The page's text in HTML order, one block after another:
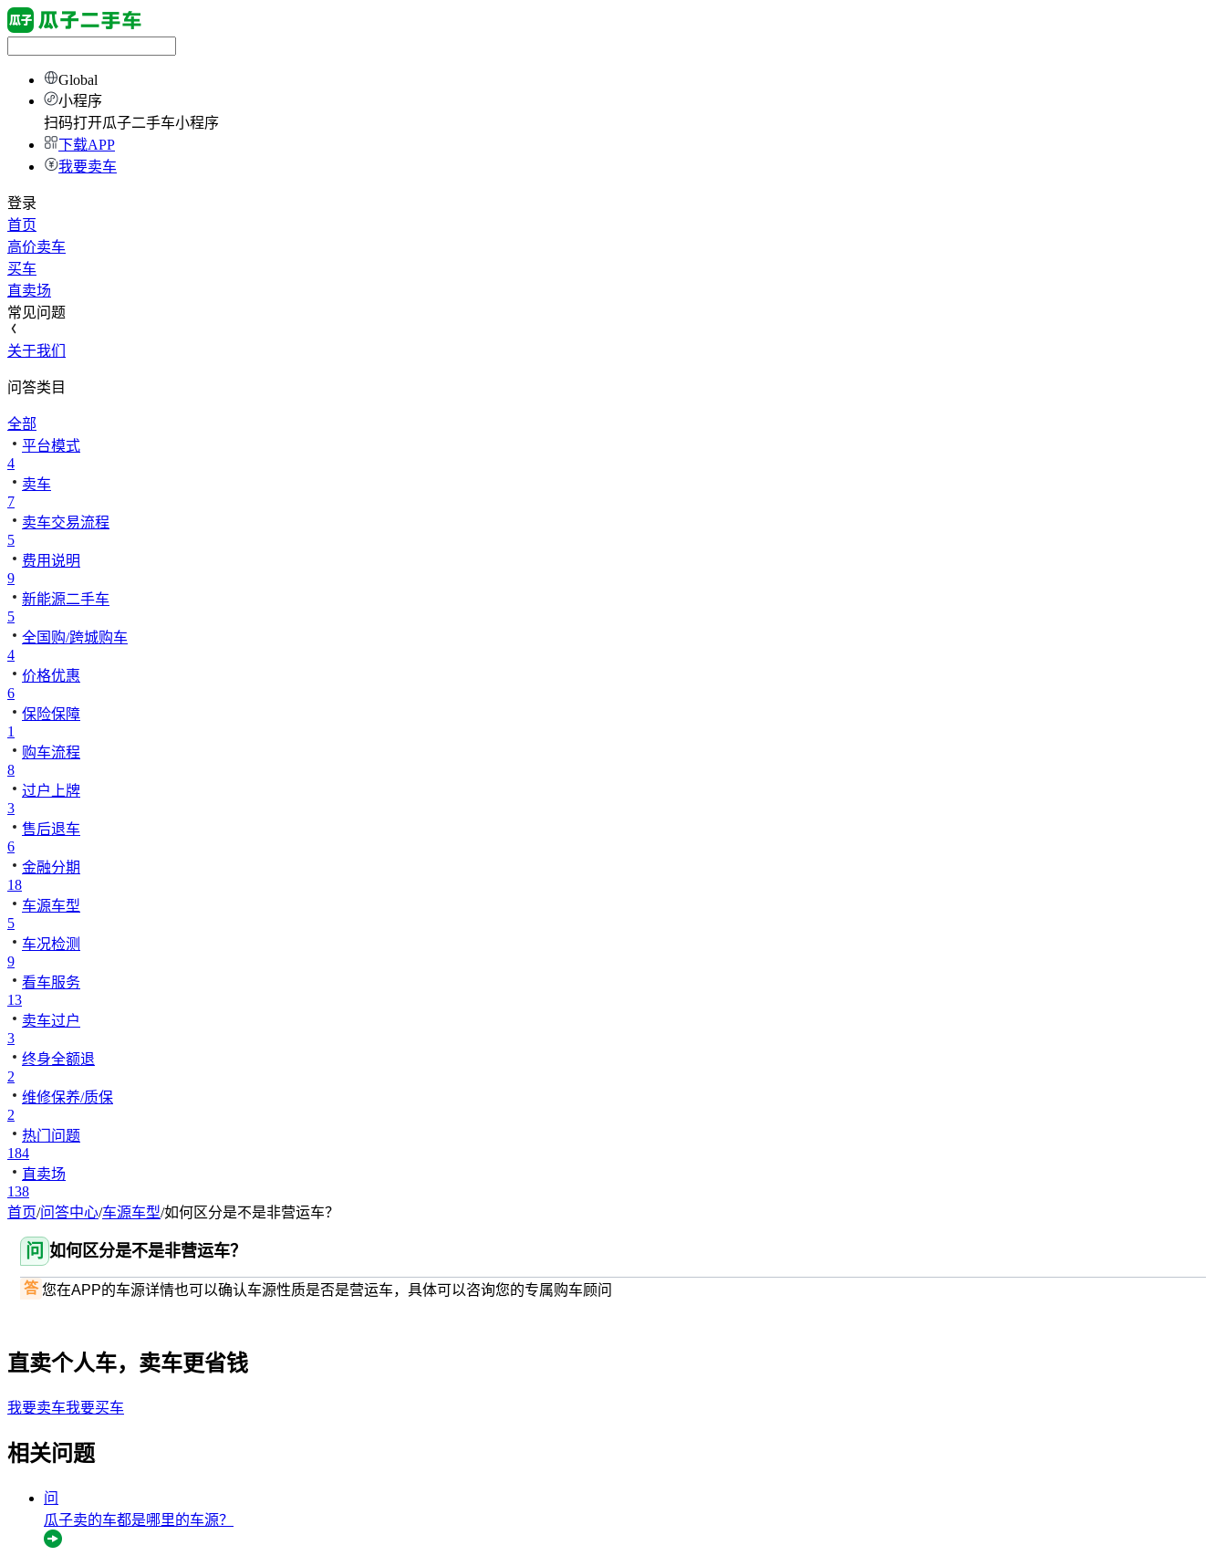
Global
小程序
扫码打开瓜子二手车小程序
下载APP
我要卖车
登录
首页
高价卖车
买车
直卖场
常见问题
关于我们
问答类目
全部
平台模式
4
卖车
7
卖车交易流程
5
费用说明
9
新能源二手车
5
全国购/跨城购车
4
价格优惠
6
保险保障
1
购车流程
8
过户上牌
3
售后退车
6
金融分期
18
车源车型
5
车况检测
9
看车服务
13
卖车过户
3
终身全额退
2
维修保养/质保
2
热门问题
184
直卖场
138
首页/问答中心/车源车型/如何区分是不是非营运车？
问 如何区分是不是非营运车？
答 您在APP的车源详情也可以确认车源性质是否是营运车，具体可以咨询您的专属购车顾问
直卖个人车，卖车更省钱
我要卖车我要买车
相关问题
问
瓜子卖的车都是哪里的车源？